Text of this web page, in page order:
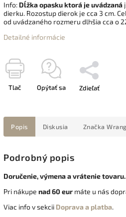
Info: Dĺžka opasku ktorá je uvádzaná
dierku. Rozostup dierok je cca 3 cm.
od uvádzaného rozmeru dlhšia cca o
Detailné informácie
Tlač Opýtať sa Zdieľať
Popis Diskusia Značka
Podrobný popis
Doručenie, výmena a vrátenie tovaru.
Pri nákupe nad 60 eur máte u nás
Viac info v sekcii Doprava a platba.